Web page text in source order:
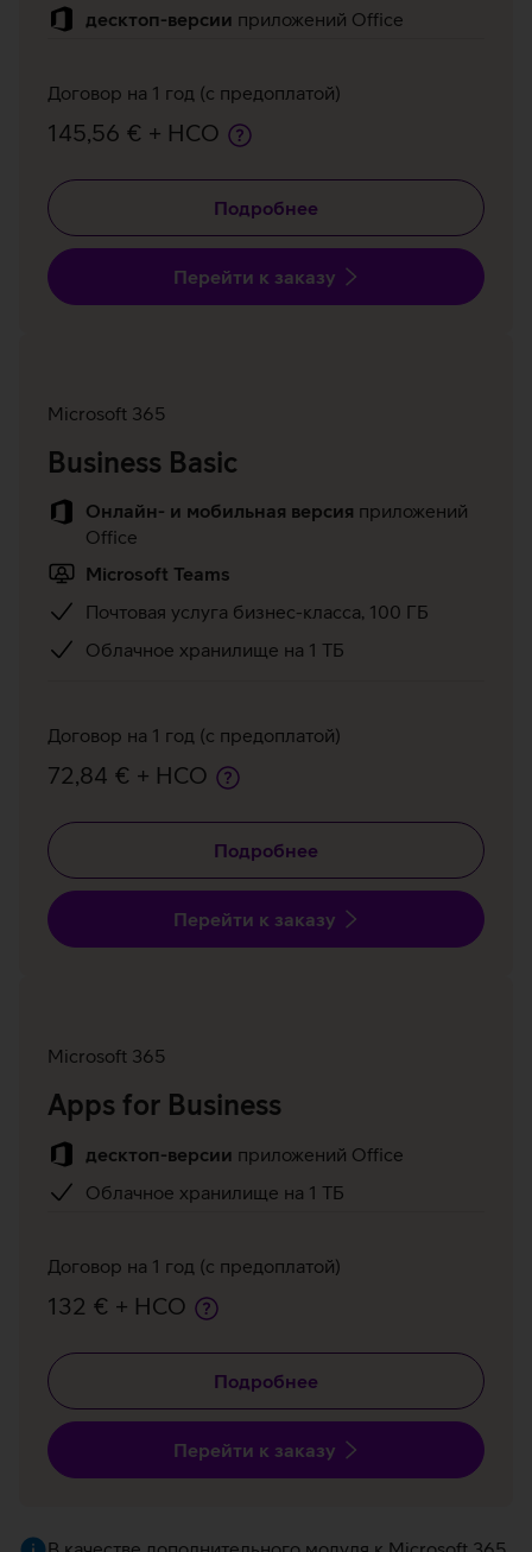
десктоп-версии приложений Office
Договор на 1 год (с предоплатой)
145,56 € + НСО
Подробнее
Перейти к заказу
Microsoft 365
Business Basic
Онлайн- и мобильная версия приложений
Office
Microsoft Teams
Почтовая услуга бизнес-класса, 100 ГБ
Облачное хранилище на 1 ТБ
Договор на 1 год (с предоплатой)
72,84 € + НСО
Подробнее
Перейти к заказу
Microsoft 365
Apps for Business
десктоп-версии приложений Office
Облачное хранилище на 1 ТБ
Договор на 1 год (с предоплатой)
132 € + НСО
Подробнее
Перейти к заказу